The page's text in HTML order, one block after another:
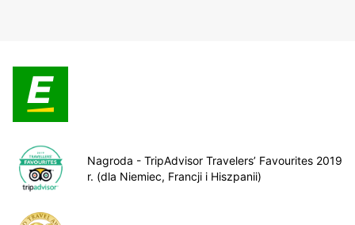
Nagroda - TripAdvisor Travelers’ Favourites 2019
r. (dla Niemiec, Francji i Hiszpanii)